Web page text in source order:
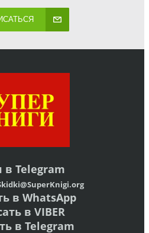
в Telegram
org
в WhatsApp
в VIBER
в Telegram